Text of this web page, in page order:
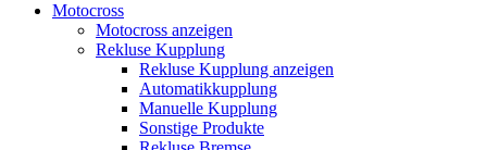
Motocross
Motocross anzeigen
Rekluse Kupplung
Rekluse Kupplung anzeigen
Automatikkupplung
Manuelle Kupplung
Sonstige Produkte